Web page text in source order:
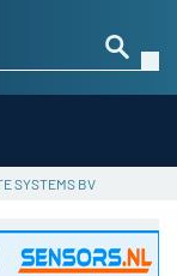
SYSTEMS BV